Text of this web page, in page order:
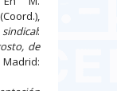
:
de